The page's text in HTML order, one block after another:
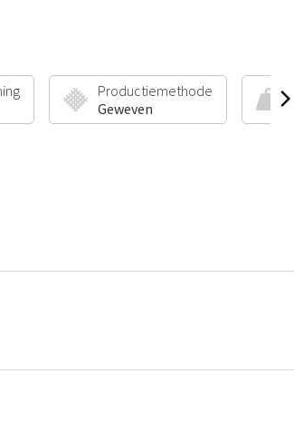
Productiemethode
Geweven